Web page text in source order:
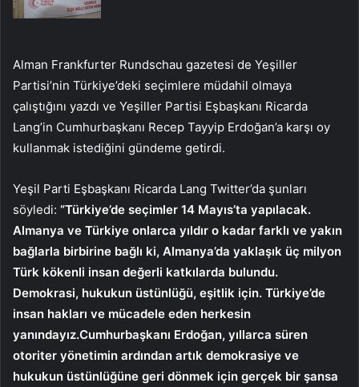
Alman Frankfurter Rundschau gazetesi de Yeşiller
Partisi’nin Türkiye’deki seçimlere müdahil olmaya
çalıştığını yazdı ve Yeşiller Partisi Eşbaşkanı Ricarda
Lang’in Cumhurbaşkanı Recep Tayyip Erdoğan’a karşı oy
kullanmak istediğini gündeme getirdi.
Yeşil Parti Eşbaşkanı Ricarda Lang Twitter’da şunları
söyledi: “Türkiye’de seçimler 14 Mayıs’ta yapılacak.
Almanya ve Türkiye onlarca yıldır o kadar farklı ve yakın
bağlarla birbirine bağlı ki, Almanya’da yaklaşık üç milyon
Türk kökenli insan değerli katkılarda bulundu.
Demokrasi, hukukun üstünlüğü, eşitlik için. Türkiye’de
insan hakları ve mücadele eden herkesin
yanındayız.Cumhurbaşkanı Erdoğan, yıllarca süren
otoriter yönetimin ardından artık demokrasiye ve
hukukun üstünlüğüne geri dönmek için gerçek bir şansa